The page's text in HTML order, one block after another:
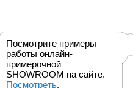
Посмотрите примеры
работы онлайн-
примерочной
SHOWROOM на сайте.
Посмотреть.